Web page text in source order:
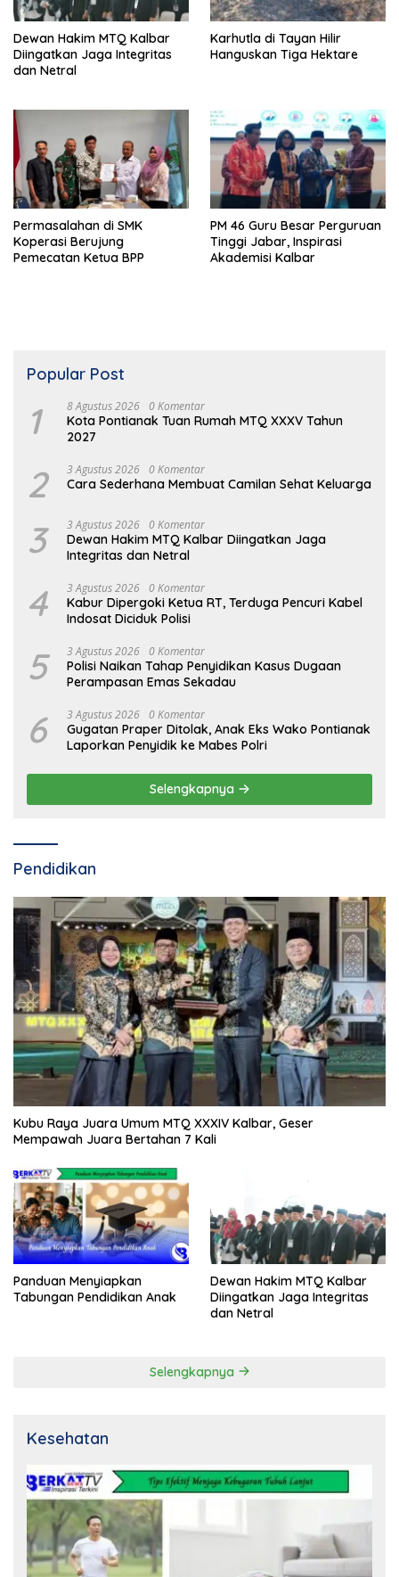
Dewan Hakim MTQ Kalbar
Diingatkan Jaga Integritas
dan Netral
Karhutla di Tayan Hilir
Hanguskan Tiga Hektare
Permasalahan di SMK
Koperasi Berujung
Pemecatan Ketua BPP
PM 46 Guru Besar Perguruan
Tinggi Jabar, Inspirasi
Akademisi Kalbar
Popular Post
1 8 Agustus 2026 0 Komentar
Kota Pontianak Tuan Rumah MTQ XXXV Tahun
2027
2 3 Agustus 2026 0 Komentar
Cara Sederhana Membuat Camilan Sehat Keluarga
3 3 Agustus 2026 0 Komentar
Dewan Hakim MTQ Kalbar Diingatkan Jaga
Integritas dan Netral
4 3 Agustus 2026 0 Komentar
Kabur Dipergoki Ketua RT, Terduga Pencuri Kabel
Indosat Diciduk Polisi
5 3 Agustus 2026 0 Komentar
Polisi Naikan Tahap Penyidikan Kasus Dugaan
Perampasan Emas Sekadau
6 3 Agustus 2026 0 Komentar
Gugatan Praper Ditolak, Anak Eks Wako Pontianak
Laporkan Penyidik ke Mabes Polri
Selengkapnya
Pendidikan
Kubu Raya Juara Umum MTQ XXXIV Kalbar, Geser
Mempawah Juara Bertahan 7 Kali
Panduan Menyiapkan
Tabungan Pendidikan Anak
Dewan Hakim MTQ Kalbar
Diingatkan Jaga Integritas
dan Netral
Selengkapnya
Kesehatan